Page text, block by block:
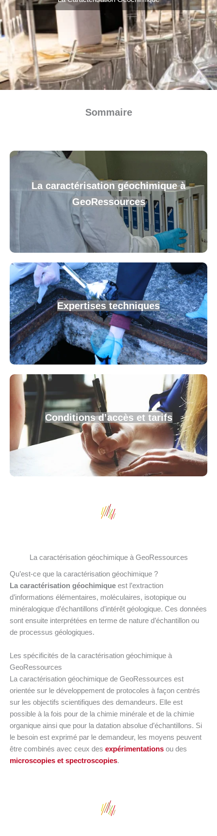
Sommaire
La caractérisation géochimiqueà
GeoRessources
Expertises techniques
Conditions d’accès et tarifs
La caractérisation géochimique à GeoRessources
Qu’est-ce que la caractérisation géochimique ?
La caractérisation géochimique est l’extraction
d’informations élémentaires, moléculaires, isotopique ou
minéralogique d’échantillons d’intérêt géologique. Ces données
sont ensuite interprétées en terme de nature d’échantillon ou
de processus géologiques.
Les spécificités de la caractérisation géochimique à
GeoRessources
La caractérisation géochimique de GeoRessources est
orientée sur le développement de protocoles à façon centrés
sur les objectifs scientifiques des demandeurs. Elle est
possible à la fois pour de la chimie minérale et de la chimie
organique ainsi que pour la datation absolue d’échantillons. Si
le besoin est exprimé par le demandeur, les moyens peuvent
être combinés avec ceux des expérimentations ou des
microscopies et spectroscopies.